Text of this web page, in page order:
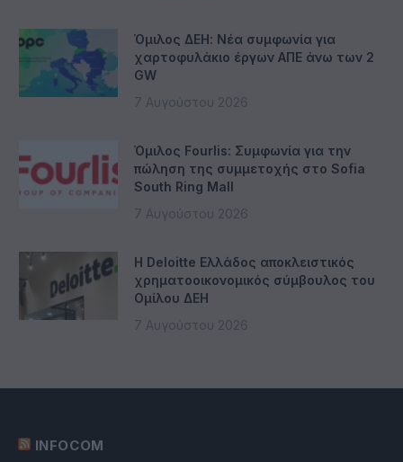
Όμιλος ΔΕΗ: Νέα συμφωνία για
χαρτοφυλάκιο έργων ΑΠΕ άνω των 2
GW
7 Αυγούστου 2026
Όμιλος Fourlis: Συμφωνία για την
πώληση της συμμετοχής στο Sofia
South Ring Mall
7 Αυγούστου 2026
Η Deloitte Ελλάδος αποκλειστικός
χρηματοοικονομικός σύμβουλος του
Ομίλου ΔΕΗ
7 Αυγούστου 2026
INFOCOM